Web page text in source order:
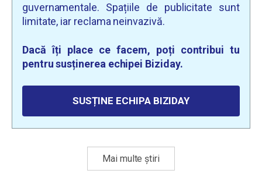
guvernamentale. Spațiile de publicitate sunt
limitate, iar reclama neinvazivă.
Dacă îți place ce facem, poți contribui tu
pentru susținerea echipei Biziday.
SUSȚINE ECHIPA BIZIDAY
Mai multe știri